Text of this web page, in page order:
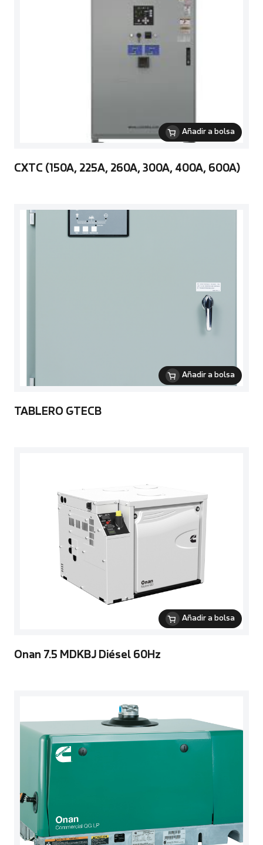
Añadir a bolsa
CXTC (150A, 225A, 260A, 300A, 400A, 600A)
Añadir a bolsa
TABLERO GTECB
Añadir a bolsa
Onan 7.5 MDKBJ Diésel 60Hz